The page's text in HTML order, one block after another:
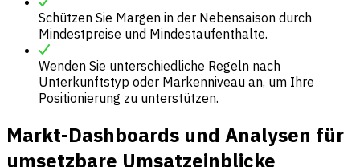
Schützen Sie Margen in der Nebensaison durch
Mindestpreise und Mindestaufenthalte.
Wenden Sie unterschiedliche Regeln nach
Unterkunftstyp oder Markenniveau an, um Ihre
Positionierung zu unterstützen.
Markt-Dashboards und Analysen für
umsetzbare Umsatzeinblicke